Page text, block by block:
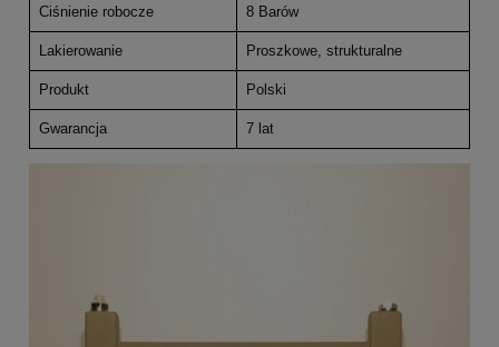
Ciśnienie robocze 8 Barów
Lakierowanie Proszkowe, strukturalne
Produkt Polski
Gwarancja 7 lat